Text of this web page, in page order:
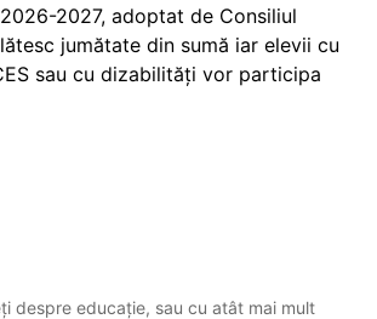
2027, adoptat de Consiliul
jumătate din sumă iar elevii cu
sau cu dizabilităţi vor participa
despre educație, sau cu atât mai mult